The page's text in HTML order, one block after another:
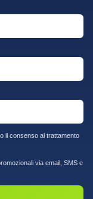
il consenso al trattamento
via email, SMS e